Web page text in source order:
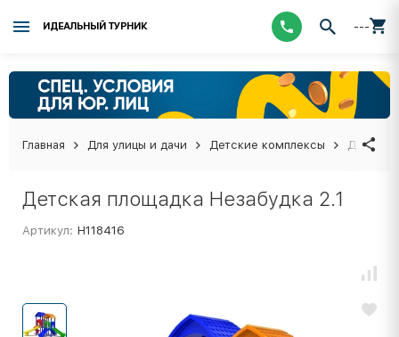
ИДЕАЛЬНЫЙ ТУРНИК ---
Главная Для улицы и дачи Детские комплексы Детская
Детская площадка Незабудка 2.1
Артикул: Н118416